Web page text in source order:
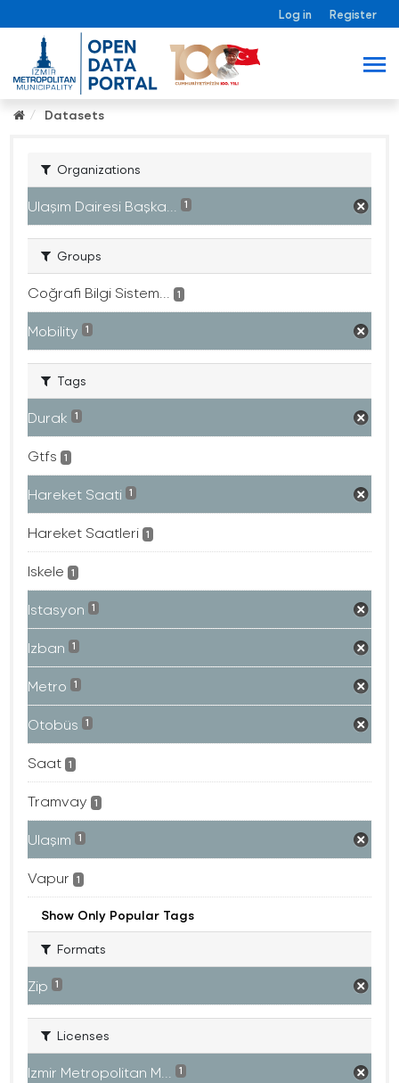
Log in Register
Datasets
Organizations
Ulaşım Dairesi Başka... 1
Groups
Coğrafi Bilgi Sistem... 1
Mobility 1
Tags
Durak 1
Gtfs 1
Hareket Saati 1
Hareket Saatleri 1
Iskele 1
Istasyon 1
Izban 1
Metro 1
Otobüs 1
Saat 1
Tramvay 1
Ulaşım 1
Vapur 1
Show Only Popular Tags
Formats
Zip 1
Licenses
Izmir Metropolitan M... 1